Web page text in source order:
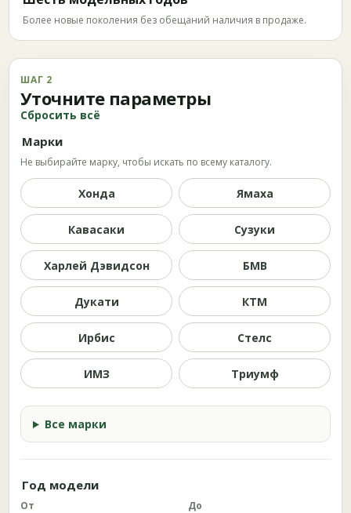
Более новые поколения без обещаний наличия в продаже.
ШАГ 2
Уточните параметры
Сбросить всё
Марки
Не выбирайте марку, чтобы искать по всему каталогу.
Хонда Ямаха
Кавасаки Сузуки
Харлей Дэвидсон БМВ
Дукати КТМ
Ирбис Стелс
ИМЗ Триумф
Все марки
Год модели
От До